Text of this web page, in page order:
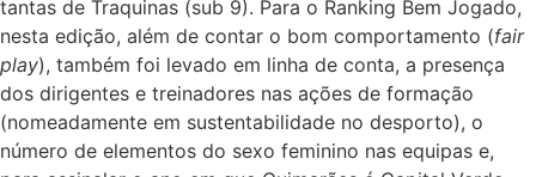
tantas de Traquinas (sub 9). Para o Ranking Bem Jogado,
nesta edição, além de contar o bom comportamento (fair
play), também foi levado em linha de conta, a presença
dos dirigentes e treinadores nas ações de formação
(nomeadamente em sustentabilidade no desporto), o
número de elementos do sexo feminino nas equipas e,